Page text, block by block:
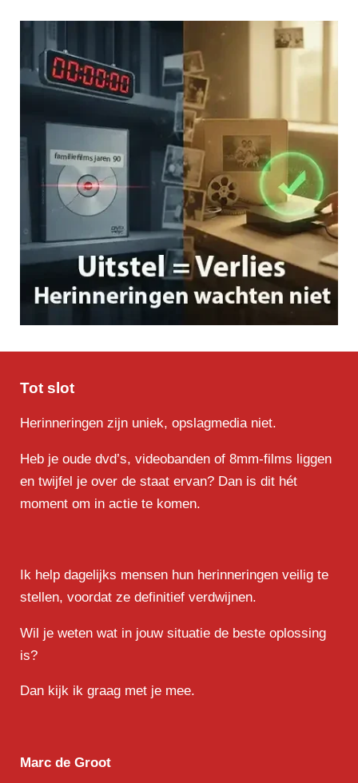
Tot slot
Herinneringen zijn uniek, opslagmedia niet.
Heb je oude dvd’s, videobanden of 8mm-films liggen
en twijfel je over de staat ervan? Dan is dit hét
moment om in actie te komen.
Ik help dagelijks mensen hun herinneringen veilig te
stellen, voordat ze definitief verdwijnen.
Wil je weten wat in jouw situatie de beste oplossing
is?
Dan kijk ik graag met je mee.
Marc de Groot